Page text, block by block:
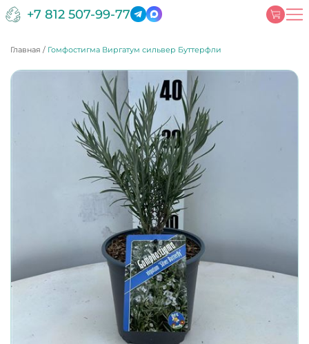
+7 812 507-99-77
Главная / Гомфостигма Виргатум сильвер Буттерфли